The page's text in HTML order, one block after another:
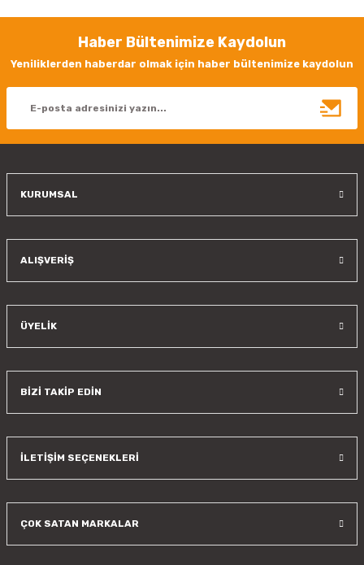
Görüş ve önerileriniz için teşekkür ederiz.
Ürün resmi kalitesiz, bozuk veya görüntülenemiyor.
Ürün bilgilerinde hatalar bulunuyor.
Haber Bültenimize Kaydolun
Yeniliklerden haberdar olmak için haber bültenimize kaydolun
KURUMSAL
ALIŞVERİŞ
ÜYELİK
BİZİ TAKİP EDİN
İLETİŞİM SEÇENEKLERİ
ÇOK SATAN MARKALAR